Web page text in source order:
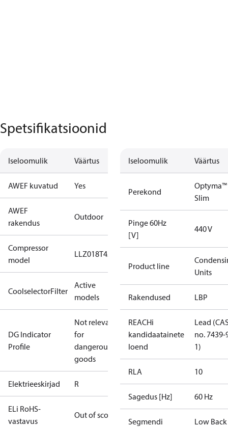
Spetsifikatsioonid
Iseloomulik Väärtus
AWEF kuvatud Yes
AWEF
rakendus
Outdoor
Compressor
model
LLZ018T4A
CoolselectorFilter
Active
models
DG Indicator
Profile
Not relevant
for
dangerous
goods
Elektrieeskirjad R
ELi RoHS-
vastavus
Out of scope
Iseloomulik Väärtus
Perekond
Optyma™
Slim
Pinge 60Hz
[V]
440 V
Product line
Units
Rakendused LBP
REACHi
kandidaatainete
loend
Lead
no. 7439-
1)
RLA 10
Sagedus [Hz] 60 Hz
Segmendi
Low Back